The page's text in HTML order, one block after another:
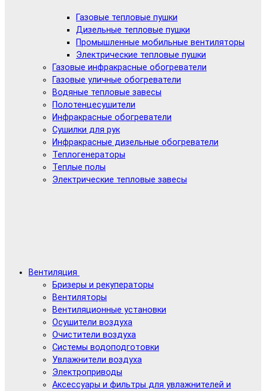
Газовые тепловые пушки
Дизельные тепловые пушки
Промышленные мобильные вентиляторы
Электрические тепловые пушки
Газовые инфракрасные обогреватели
Газовые уличные обогреватели
Водяные тепловые завесы
Полотенцесушители
Инфракрасные обогреватели
Сушилки для рук
Инфракрасные дизельные обогреватели
Теплогенераторы
Теплые полы
Электрические тепловые завесы
Вентиляция
Бризеры и рекуператоры
Вентиляторы
Вентиляционные установки
Осушители воздуха
Очистители воздуха
Системы водоподготовки
Увлажнители воздуха
Электроприводы
Аксессуары и фильтры для увлажнителей и